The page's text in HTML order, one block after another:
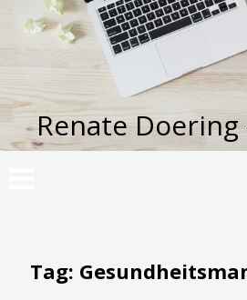
Inhalt
springen
Renate
Tag: